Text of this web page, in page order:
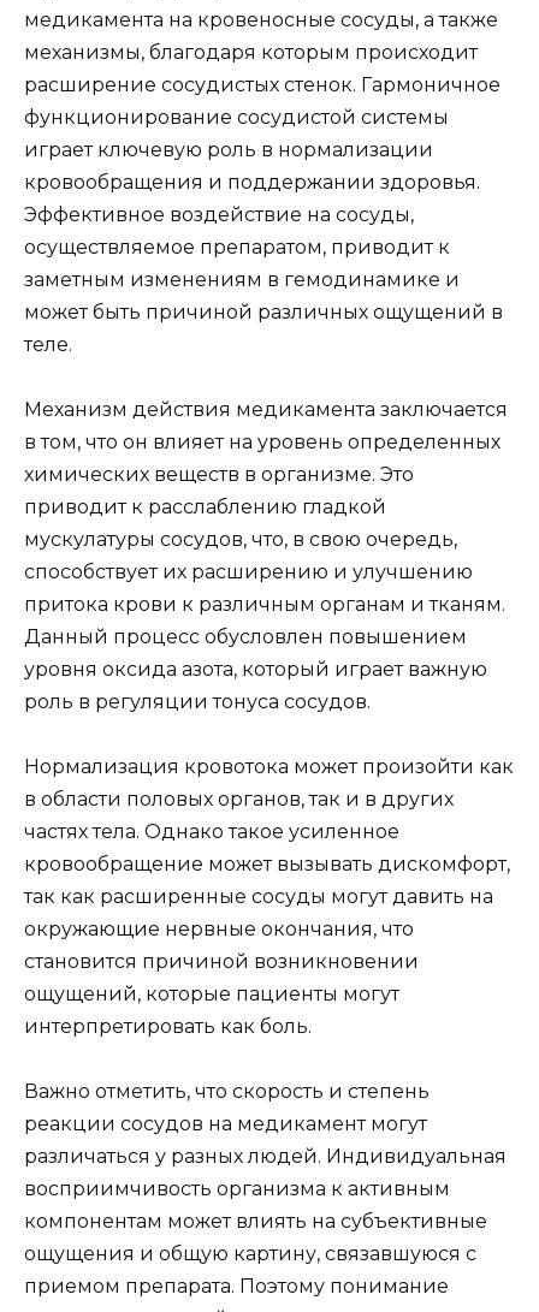
медикамента на кровеносные сосуды, а также
механизмы, благодаря которым происходит
расширение сосудистых стенок. Гармоничное
функционирование сосудистой системы
играет ключевую роль в нормализации
кровообращения и поддержании здоровья.
Эффективное воздействие на сосуды,
осуществляемое препаратом, приводит к
заметным изменениям в гемодинамике и
может быть причиной различных ощущений в
теле.
Механизм действия медикамента заключается
в том, что он влияет на уровень определенных
химических веществ в организме. Это
приводит к расслаблению гладкой
мускулатуры сосудов, что, в свою очередь,
способствует их расширению и улучшению
притока крови к различным органам и тканям.
Данный процесс обусловлен повышением
уровня оксида азота, который играет важную
роль в регуляции тонуса сосудов.
Нормализация кровотока может произойти как
в области половых органов, так и в других
частях тела. Однако такое усиленное
кровообращение может вызывать дискомфорт,
так как расширенные сосуды могут давить на
окружающие нервные окончания, что
становится причиной возникновении
ощущений, которые пациенты могут
интерпретировать как боль.
Важно отметить, что скорость и степень
реакции сосудов на медикамент могут
различаться у разных людей. Индивидуальная
восприимчивость организма к активным
компонентам может влиять на субъективные
ощущения и общую картину, связавшуюся с
приемом препарата. Поэтому понимание